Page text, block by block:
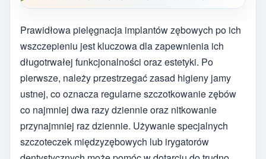
Prawidłowa pielęgnacja implantów zębowych po ich
wszczepieniu jest kluczowa dla zapewnienia ich
długotrwałej funkcjonalności oraz estetyki. Po
pierwsze, należy przestrzegać zasad higieny jamy
ustnej, co oznacza regularne szczotkowanie zębów
co najmniej dwa razy dziennie oraz nitkowanie
przynajmniej raz dziennie. Używanie specjalnych
szczoteczek międzyzębowych lub irygatorów